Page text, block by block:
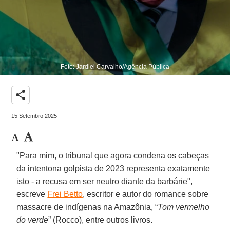
Foto: Jardiel Carvalho/Agência Pública
share
15 Setembro 2025
"Para mim, o tribunal que agora condena os cabeças
da intentona golpista de 2023 representa exatamente
isto - a recusa em ser neutro diante da barbárie",
escreve Frei Betto, escritor e autor do romance sobre
massacre de indígenas na Amazônia, “Tom vermelho
do verde” (Rocco), entre outros livros.